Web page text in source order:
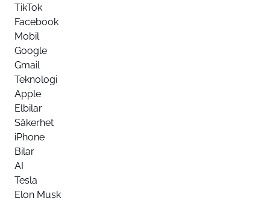
TikTok
Facebook
Mobil
Google
Gmail
Teknologi
Apple
Elbilar
Säkerhet
iPhone
Bilar
AI
Tesla
Elon Musk